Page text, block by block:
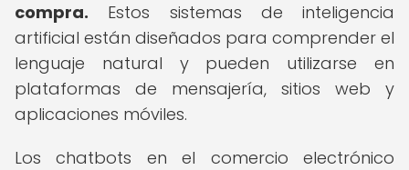
compra. Estos sistemas de inteligencia
artificial están diseñados para comprender el
lenguaje natural y pueden utilizarse en
plataformas de mensajería, sitios web y
aplicaciones móviles.
Los chatbots en el comercio electrónico